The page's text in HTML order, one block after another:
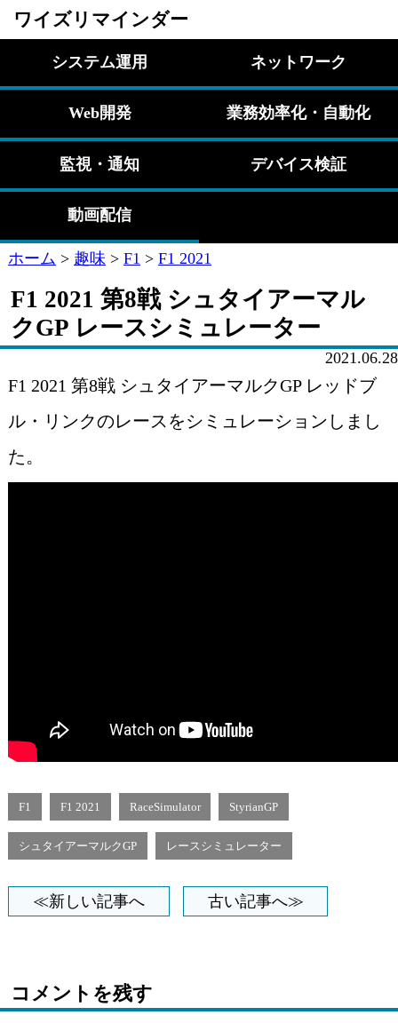
ワイズリマインダー
システム運用 ネットワーク
Web開発 業務効率化・自動化
監視・通知 デバイス検証
動画配信
ホーム > 趣味 > F1 > F1 2021
F1 2021 第8戦 シュタイアーマル
クGP レースシミュレーター
2021.06.28
F1 2021 第8戦 シュタイアーマルクGP レッドブ
ル・リンクのレースをシミュレーションしまし
た。
F1 F1 2021 RaceSimulator StyrianGP
シュタイアーマルクGP レースシミュレーター
≪新しい記事へ 古い記事へ≫
コメントを残す